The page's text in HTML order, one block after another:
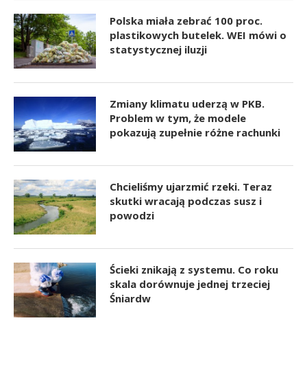
Polska miała zebrać 100 proc.
plastikowych butelek. WEI mówi o
statystycznej iluzji
Zmiany klimatu uderzą w PKB.
Problem w tym, że modele
pokazują zupełnie różne rachunki
Chcieliśmy ujarzmić rzeki. Teraz
skutki wracają podczas susz i
powodzi
Ścieki znikają z systemu. Co roku
skala dorównuje jednej trzeciej
Śniardw